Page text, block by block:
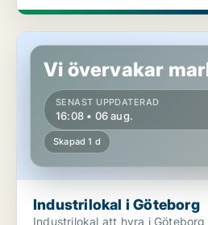
Industrilokal i Göteborg
Vi övervakar
SENAST UPPDATERAD
16:08 • 06 aug.
Skapad 1 d
Industrilokal i Göteborg
Industrilokal att hyra i Göteborg